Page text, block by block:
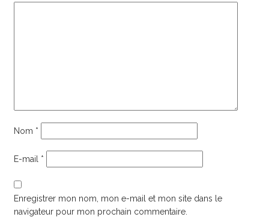
Nom *
E-mail *
Enregistrer mon nom, mon e-mail et mon site dans le
navigateur pour mon prochain commentaire.